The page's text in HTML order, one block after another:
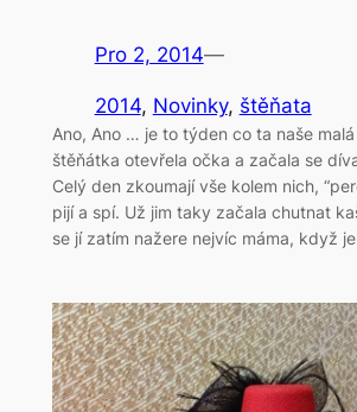
Pro 2, 2014—
2014, Novinky, štěňata
Ano, Ano … je to týden co ta naše
štěňátka otevřela očka a začala se
Celý den zkoumají vše kolem nich,
pijí a spí. Už jim taky začala chutnat
se jí zatím nažere nejvíc máma, když